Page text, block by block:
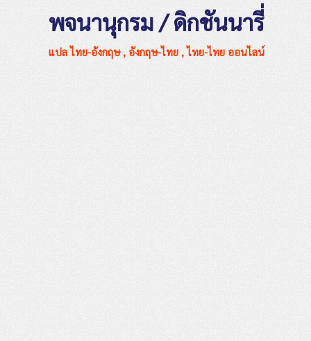
พจนานุกรม / ดิกชันนารี่
แปล ไทย-อังกฤษ , อังกฤษ-ไทย , ไทย-ไทย ออนไลน์